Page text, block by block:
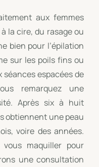
aux femmes
la cire, du rasage ou
bien pour l’épilation
sur les poils fins ou
espacées de
remarquez une
Après six à huit
obtiennent une peau
voire des années.
vous maquiller pour
une consultation